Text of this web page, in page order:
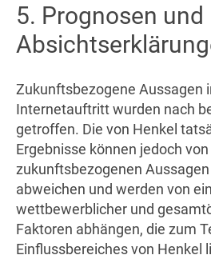
5. Prognosen und
Zukunftsbezogene Aussagen
Internetauftritt wurden nach
getroffen. Die von Henkel
Ergebnisse können jedoch
zukunftsbezogenen
abweichen und werden von
wettbewerblicher und
Faktoren abhängen, die zum
Einflussbereiches von Henkel